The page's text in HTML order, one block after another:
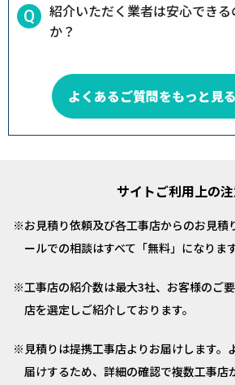
紹介いただく業者は安心できる
か？
よくあるご質問をもっと見る
サイトご利用上の
お見積り依頼及び各工事店からのお見積
ールでの相談はすべて「無料」になります
工事店の紹介数は最大3社、お客様のご
店を選定しご紹介しております。
見積りは提携工事店よりお届けします。
届けするため、詳細の確認で複数工事店